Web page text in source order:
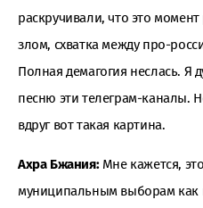
раскручивали, что это
злом, схватка между про-
Полная демагогия неслась. Я
песню эти телеграм-каналы.
вдруг вот такая картина.
Ахра Бжания:Мне кажется,
муниципальным выборам как